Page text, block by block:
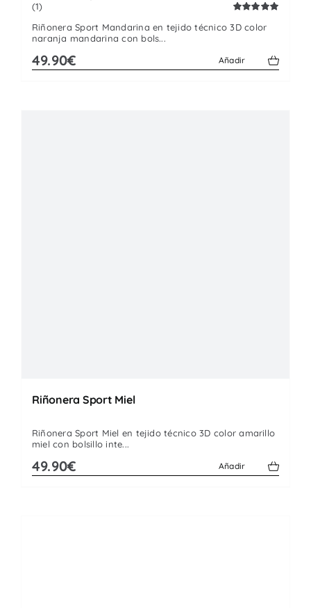
con5.00de
(1)
Riñonera Sport Mandarina en tejido técnico 3D color
naranja mandarina con bols...
49.90€ Añadir
Riñonera Sport Miel
Riñonera Sport Miel en tejido técnico 3D color amarillo
miel con bolsillo inte...
49.90€ Añadir